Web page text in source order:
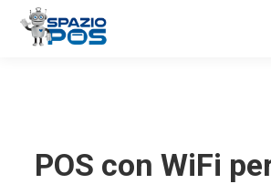
POS con WiFi